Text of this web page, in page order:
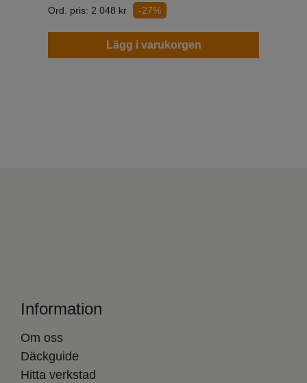
Ord. pris: 2 048 kr -27%
Lägg i varukorgen
Information
Om oss
Däckguide
Hitta verkstad